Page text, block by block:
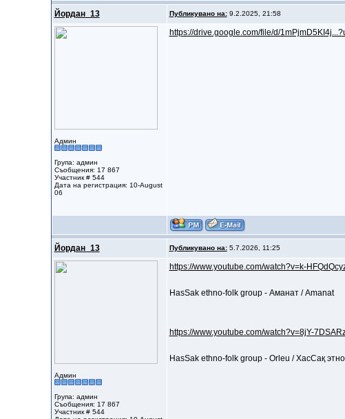
Йордан_13 Публикувано на:9.2.2025, 21:58
Админ
Група: админ
Съобщения: 17 867
Участник # 544
Дата на регистрация: 10-August
06
https://drive.google.com/file/d/
Йордан_13 Публикувано на:5.7.2026, 11:25
Админ
Група: админ
Съобщения: 17 867
Участник # 544
https://www.youtube.com/watch?v=k-
HasSak ethno-folk group - Аманат / Amanat
https://www.youtube.com/watch?v=8jY-
HasSak ethno-folk group - Orleu / ХасСақ